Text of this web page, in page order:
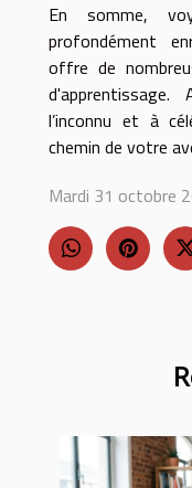
En somme,
profondément
offre de
d'apprentissage.
l’inconnu et à
chemin de votre
Mardi 31 octobre